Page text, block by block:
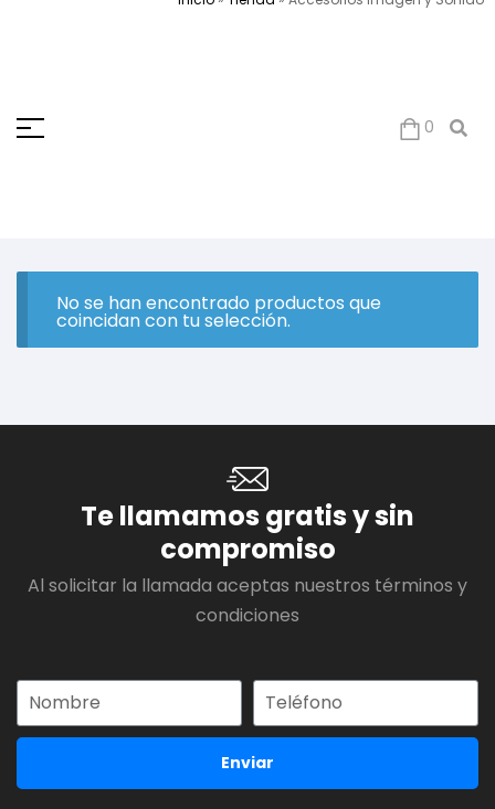
0
No se han encontrado productos que
coincidan con tu selección.
Te llamamos gratis y sin
compromiso
Al solicitar la llamada aceptas nuestros términos y
condiciones
Enviar